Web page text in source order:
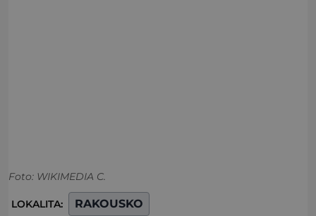
Foto: WIKIMEDIA C.
LOKALITA: RAKOUSKO